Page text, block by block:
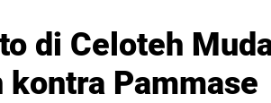
di Celoteh
Pammase